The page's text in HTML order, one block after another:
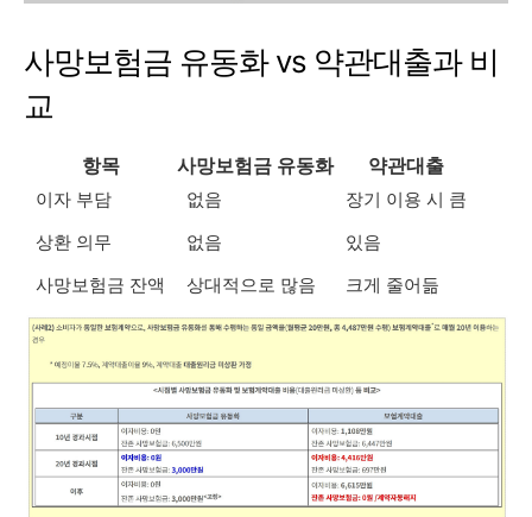
사망보험금 유동화 vs 약관대출과 비
교
항목 사망보험금 유동화 약관대출
이자 부담 없음
장기 이용 시 큼
상환 의무
없음
있음
사망보험금 잔액
상대적으로 많음 크게 줄어듦